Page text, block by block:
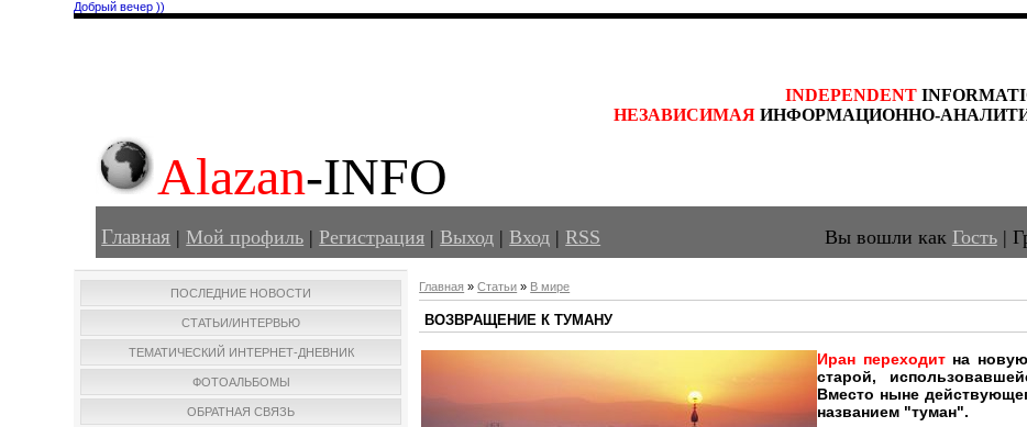
Добрый вечер ))
INDEPENDENT
НЕЗАВИСИМАЯ ИНФОРМАЦИОННО-
Alazan-INFO
Главная |Мой профиль |Регистрация |Выход |Вход |RSS Вы вошли как Гость|
ПОСЛЕДНИЕ НОВОСТИ
СТАТЬИ/ИНТЕРВЬЮ
ТЕМАТИЧЕСКИЙ ИНТЕРНЕТ-ДНЕВНИК
ФОТОАЛЬБОМЫ
ОБРАТНАЯ СВЯЗЬ
Главная »Статьи » В мире
ВОЗВРАЩЕНИЕ К ТУМАНУ
Иран переходитна новую
старой,
Вместо ныне
названием "туман".